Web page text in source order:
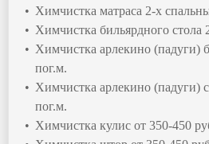
Химчистка матраса 2-х
Химчистка бильярдного стола
Химчистка арлекино (падуги)
пог.м.
Химчистка арлекино (падуги)
пог.м.
Химчистка кулис от 350-450